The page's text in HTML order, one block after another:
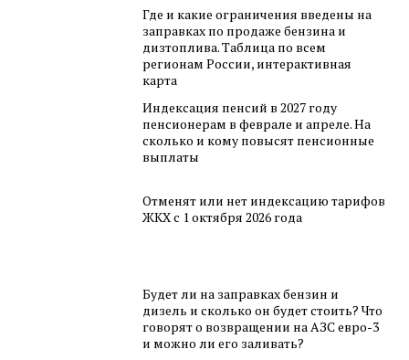
Где и какие ограничения введены на
заправках по продаже бензина и
дизтоплива. Таблица по всем
регионам России, интерактивная
карта
Индексация пенсий в 2027 году
пенсионерам в феврале и апреле. На
сколько и кому повысят пенсионные
выплаты
Отменят или нет индексацию тарифов
ЖКХ с 1 октября 2026 года
Будет ли на заправках бензин и
дизель и сколько он будет стоить? Что
говорят о возвращении на АЗС евро-3
и можно ли его заливать?